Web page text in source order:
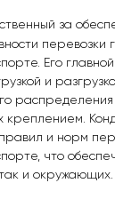
за
перевозки
Его
и
распределения
креплением.
и норм
что
так и окружающих.